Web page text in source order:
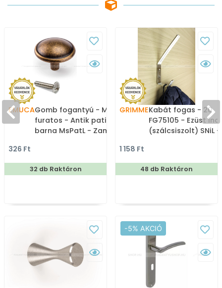
EMUCAGomb fogantyú - MALI - 1
furatos - Antik patina
barna MsPatL - Zamak
gombfogantyú
(szögletes, kerek)
326 Ft
32 db Raktáron
GRIMMEKabát fogas - 20
FG75105 - Ezüst
(szálcsiszolt) SNiL -
1 158 Ft
48 db Raktáron
-5% AKCIÓ